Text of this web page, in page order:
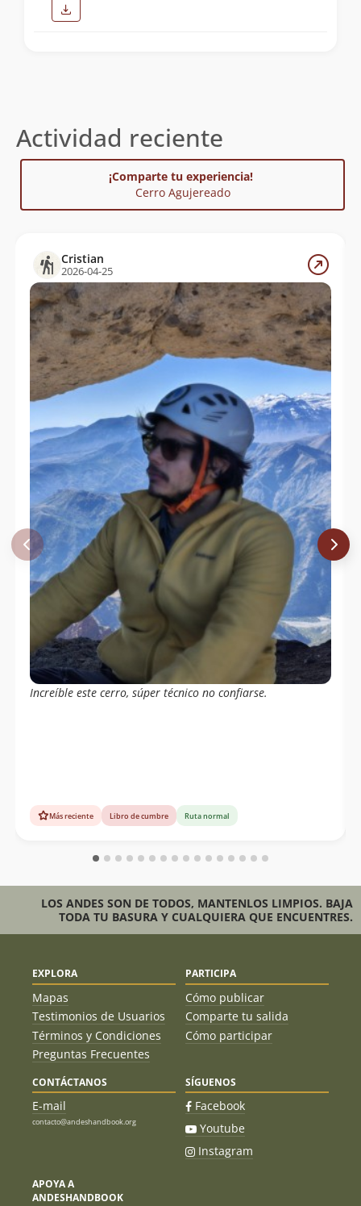
Actividad reciente
¡Comparte tu experiencia!
Cerro Agujereado
Cristian
2026-04-25
Increíble este cerro, súper técnico no confiarse.
Más reciente Libro de cumbre Ruta normal
LOS ANDES SON DE TODOS, MANTENLOS LIMPIOS. BAJA
TODA TU BASURA Y CUALQUIERA QUE ENCUENTRES.
EXPLORA
Mapas
Testimonios de Usuarios
Términos y Condiciones
Preguntas Frecuentes
PARTICIPA
Cómo publicar
Comparte tu salida
Cómo participar
CONTÁCTANOS
E-mail
contacto@andeshandbook.org
SÍGUENOS
Facebook
Youtube
Instagram
APOYA A
ANDESHANDBOOK